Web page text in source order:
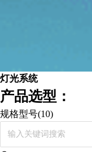
灯光系统
产品选型：
规格型号(10)